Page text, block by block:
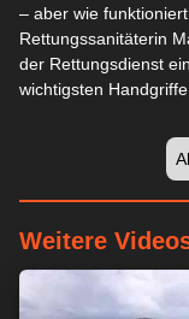
– aber wie
Rettungssanitäterin
der Rettungsdienst
wichtigsten
Weitere